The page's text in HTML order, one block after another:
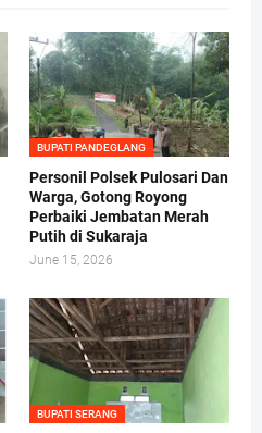
BUPATI PANDEGLANG
Personil Polsek Pulosari Dan
Warga, Gotong Royong
Perbaiki Jembatan Merah
Putih di Sukaraja
June 15, 2026
BUPATI SERANG